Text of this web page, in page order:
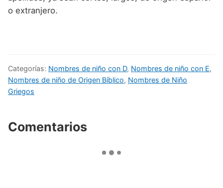
o extranjero.
Categorías: Nombres de niño con D, Nombres de niño con E,
Nombres de niño de Origen Bíblico, Nombres de Niño
Griegos
Comentarios